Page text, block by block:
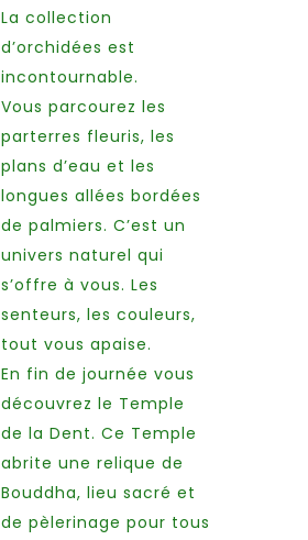
La collection
d’orchidées est
incontournable.
Vous parcourez les
parterres fleuris, les
plans d’eau et les
longues allées bordées
de palmiers. C’est un
univers naturel qui
s’offre à vous. Les
senteurs, les couleurs,
tout vous apaise.
En fin de journée vous
découvrez le Temple
de la Dent. Ce Temple
abrite une relique de
Bouddha, lieu sacré et
de pèlerinage pour tous